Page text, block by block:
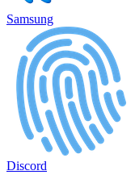
Samsung
Discord